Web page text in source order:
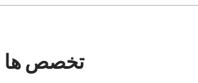
تخصص ها